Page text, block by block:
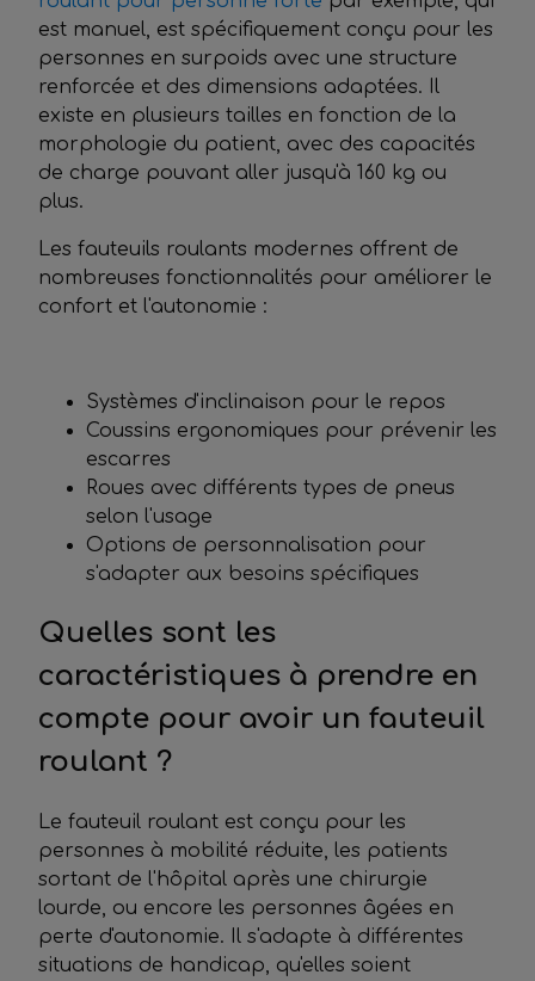
est manuel, est spécifiquement conçu pour les
personnes en surpoids avec une structure
renforcée et des dimensions adaptées. Il
existe en plusieurs tailles en fonction de la
morphologie du patient, avec des capacités
de charge pouvant aller jusqu'à 160 kg ou
plus.
Les fauteuils roulants modernes offrent de
nombreuses fonctionnalités pour améliorer le
confort et l'autonomie :
Systèmes d'inclinaison pour le repos
Coussins ergonomiques pour prévenir les
escarres
Roues avec différents types de pneus
selon l'usage
Options de personnalisation pour
s'adapter aux besoins spécifiques
Quelles sont les
caractéristiques à prendre en
compte pour avoir un fauteuil
roulant ?
Le fauteuil roulant est conçu pour les
personnes à mobilité réduite, les patients
sortant de l'hôpital après une chirurgie
lourde, ou encore les personnes âgées en
perte d'autonomie. Il s'adapte à différentes
situations de handicap, qu'elles soient